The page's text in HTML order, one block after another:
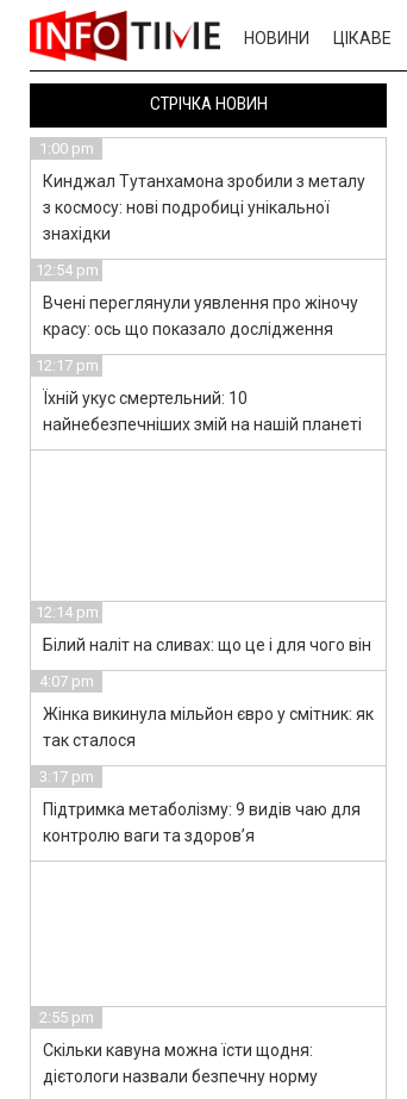
НОВИНИ ЦІКАВЕ
СТРІЧКА НОВИН
1:00 pm
Кинджал Тутанхамона зробили з металу
з космосу: нові подробиці унікальної
знахідки
12:54 pm
Вчені переглянули уявлення про жіночу
красу: ось що показало дослідження
12:17 pm
Їхній укус смертельний: 10
найнебезпечніших змій на нашій планеті
12:14 pm
Білий наліт на сливах: що це і для чого він
4:07 pm
Жінка викинула мільйон євро у смітник: як
так сталося
3:17 pm
Підтримка метаболізму: 9 видів чаю для
контролю ваги та здоров’я
2:55 pm
Скільки кавуна можна їсти щодня:
дієтологи назвали безпечну норму